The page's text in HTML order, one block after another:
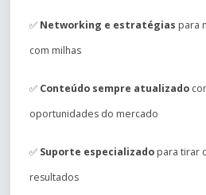
✅ Networking e estratégias para
com milhas
✅ Conteúdo sempre atualizado
oportunidades do mercado
✅ Suporte especializado para tirar
resultados